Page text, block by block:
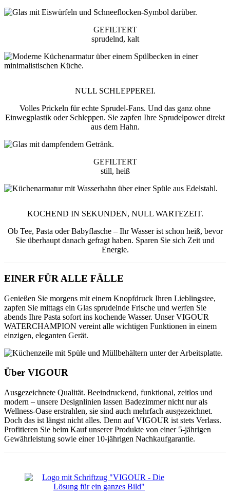
GEFILTERT
sprudelnd, kalt
NULL SCHLEPPEREI.
Volles Prickeln für echte Sprudel-Fans. Und das ganz ohne
Einwegplastik oder Schleppen. Sie zapfen Ihre Sprudelpower direkt
aus dem Hahn.
GEFILTERT
still, heiß
KOCHEND IN SEKUNDEN, NULL WARTEZEIT.
Ob Tee, Pasta oder Babyflasche – Ihr Wasser ist schon heiß, bevor
Sie überhaupt danach gefragt haben. Sparen Sie sich Zeit und
Energie.
EINER FÜR ALLE FÄLLE
Genießen Sie morgens mit einem Knopfdruck Ihren Lieblingstee,
zapfen Sie mittags ein Glas sprudelnde Frische und werfen Sie
abends Ihre Pasta sofort ins kochende Wasser. Unser VIGOUR
WATERCHAMPION vereint alle wichtigen Funktionen in einem
einzigen, eleganten Gerät.
Über VIGOUR
Ausgezeichnete Qualität. Beeindruckend, funktional, zeitlos und
modern – unsere Designlinien lassen Badezimmer nicht nur als
Wellness-Oase erstrahlen, sie sind auch mehrfach ausgezeichnet.
Doch das ist längst nicht alles. Denn auf VIGOUR ist stets Verlass.
Profitieren Sie beim Kauf unserer Produkte von einer 5-jährigen
Gewährleistung sowie einer 10-jährigen Nachkaufgarantie.